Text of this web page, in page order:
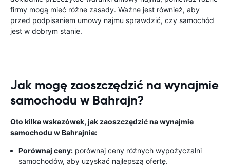
firmy mogą mieć różne zasady. Ważne jest również, aby
przed podpisaniem umowy najmu sprawdzić, czy samochód
jest w dobrym stanie.
Jak mogę zaoszczędzić na wynajmie
samochodu w Bahrajn?
Oto kilka wskazówek, jak zaoszczędzić na wynajmie
samochodu w Bahrajnie:
Porównaj ceny: porównaj ceny różnych wypożyczalni
samochodów, aby uzyskać najlepszą ofertę.